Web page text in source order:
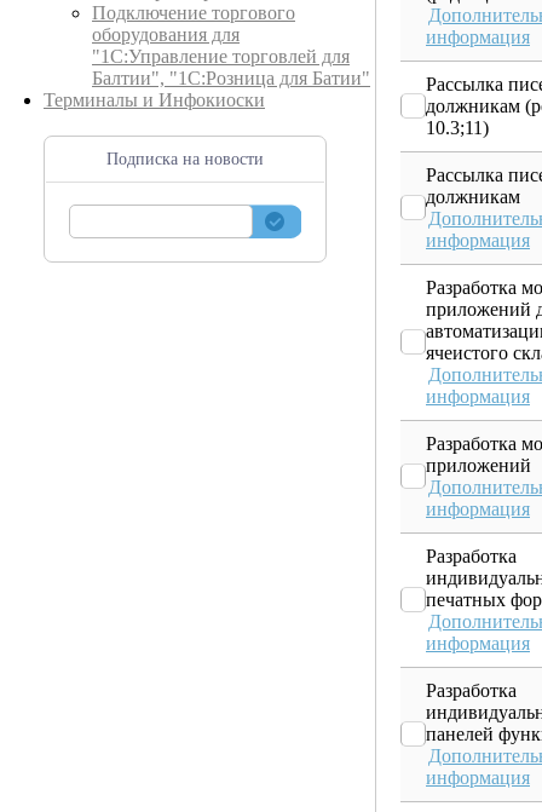
Подключение торгового
оборудования для
"1С:Управление торговлей для
Балтии", "1С:Розница для Батии"
Терминалы и Инфокиоски
Подписка на новости
информация
Рассылка
должникам
10.3;11)
Рассылка
должникам
информация
Разработка
приложений
ячеистого
информация
Разработка
приложений
информация
Разработка
печатных
информация
Разработка
панелей
информация